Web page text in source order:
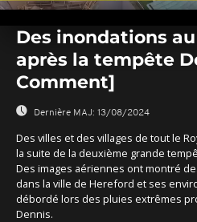
seconds
seconds
Des inondations
après la tempête
Comment]
Dernière MAJ: 13/08/2024
Des villes et des villages de tout le
la suite de la deuxième grande
Des images aériennes ont montré
dans la ville de Hereford et ses
débordé lors des pluies extrêmes
Dennis.